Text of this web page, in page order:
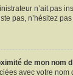
n’ait pas
pas, n’hésitez
de mon nom
avec votre